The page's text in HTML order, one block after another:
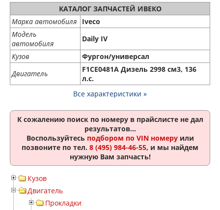
КАТАЛОГ ЗАПЧАСТЕЙ ИВЕКО
Марка автомобиля
Iveco
Модель
автомобиля
Daily IV
Кузов
Фургон/универсал
Двигатель
F1CE0481A Дизель 2998 см3, 136
л.с.
Все характеристики »
К сожалению поиск по номеру в прайслисте не дал
результатов...
Воспользуйтесь подбором по VIN номеруили
позвоните по тел. 8 (495) 984-46-55, и мы найдем
нужную Вам запчасть!
Кузов
Двигатель
Прокладки